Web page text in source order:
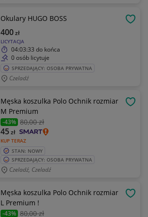
Okulary HUGO BOSS
LICYTACJA
400zł
04:03:33 do końca
0 osób licytuje
SPRZEDAJĄCY: OSOBA PRYWATNA
Czeladź
Męska koszulka Polo Ochnik rozmiar
M Premium
-43% 80,00 zł
KUP TERAZ
45zł
STAN: NOWY
SPRZEDAJĄCY: OSOBA PRYWATNA
Czeladź, Czeladź
Męska koszulka Polo Ochnik rozmiar
L Premium !
-43% 80,00 zł